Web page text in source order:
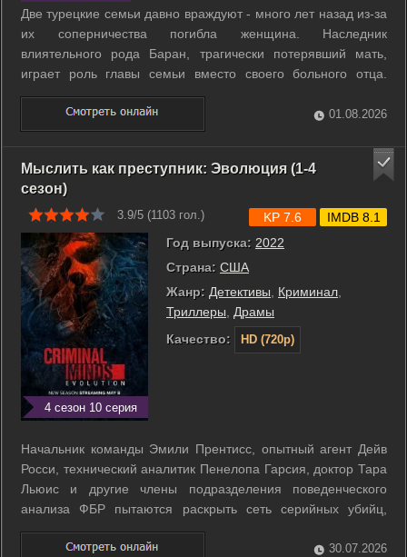
Две турецкие семьи давно враждуют - много лет назад из-за
их соперничества погибла женщина. Наследник
влиятельного рода Баран, трагически потерявший мать,
играет роль главы семьи вместо своего больного отца.
Семья девушки Дилан владеет небольшой шашлычной, а
она сама поступает в заграничный университет. Судьба
неожиданно сводит Барана и Дилан, и ...
01.08.2026
Мыслить как преступник: Эволюция (1-4
сезон)
3.9/5 (1103 гол.)
4 сезон 10 серия
Год выпуска: 2022
Страна: США
Жанр: Детективы Криминал
Триллеры
Драмы
Качество:
HD (720p)
KP 7.6 IMDB 8.1
Начальник команды Эмили Прентисс, опытный агент Дейв
Росси, технический аналитик Пенелопа Гарсия, доктор Тара
Льюис и другие члены подразделения поведенческого
анализа ФБР пытаются раскрыть сеть серийных убийц,
созданную во время пандемии COVID-19. ...
30.07.2026